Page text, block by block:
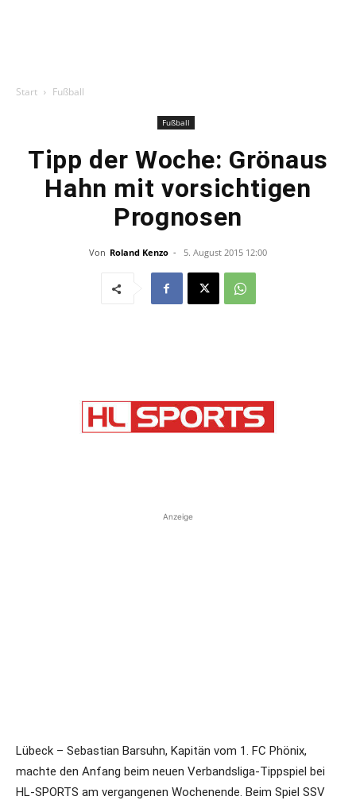
Start Fußball
Fußball
Tipp der Woche: Grönaus
Hahn mit vorsichtigen
Prognosen
Von Roland Kenzo - 5. August 2015 12:00
Anzeige
Lübeck – Sebastian Barsuhn, Kapitän vom 1. FC Phönix,
machte den Anfang beim neuen Verbandsliga-Tippspiel bei
HL-SPORTS am vergangenen Wochenende. Beim Spiel SSV